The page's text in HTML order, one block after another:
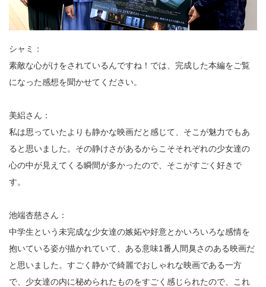
シャミ：
素敵な心がけをされているんですね！では、完成した本編をご覧
になった感想を聞かせてください。
美絽さん：
私は思っていたよりも静かな映画だと感じて、そこが魅力でもあ
ると思いました。その静けさがあるからこそそれぞれの少女達の
心の中が見えてくる瞬間が多かったので、そこがすごく好きで
す。
池端杏慈さん：
中学生という未完成な少女達の嫉妬や好意とかいろいろな感情を
抱いている姿が描かれていて、ある意味1番人間臭さのある映画だ
と思いました。すごく静かで綺麗でおしゃれな映画である一方
で、少女達の内に秘められたものをすごく感じられたので、これ